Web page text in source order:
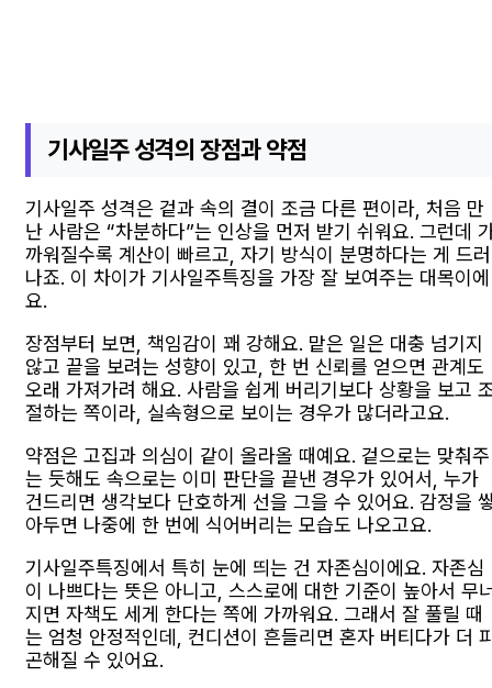
기사일주 성격의 장점과 약점
기사일주 성격은 겉과 속의 결이 조금 다른 편이라, 처음 만
난 사람은 “차분하다”는 인상을 먼저 받기 쉬워요. 그런데
까워질수록 계산이 빠르고, 자기 방식이 분명하다는 게 드러
나죠. 이 차이가 기사일주특징을 가장 잘 보여주는 대목이에
요.
장점부터 보면, 책임감이 꽤 강해요. 맡은 일은 대충 넘기지
않고 끝을 보려는 성향이 있고, 한 번 신뢰를 얻으면 관계도
오래 가져가려 해요. 사람을 쉽게 버리기보다 상황을 보고
절하는 쪽이라, 실속형으로 보이는 경우가 많더라고요.
약점은 고집과 의심이 같이 올라올 때예요. 겉으로는 맞춰주
는 듯해도 속으로는 이미 판단을 끝낸 경우가 있어서, 누가
건드리면 생각보다 단호하게 선을 그을 수 있어요. 감정을
아두면 나중에 한 번에 식어버리는 모습도 나오고요.
기사일주특징에서 특히 눈에 띄는 건 자존심이에요. 자존심
이 나쁘다는 뜻은 아니고, 스스로에 대한 기준이 높아서 무
지면 자책도 세게 한다는 쪽에 가까워요. 그래서 잘 풀릴 때
는 엄청 안정적인데, 컨디션이 흔들리면 혼자 버티다가 더
곤해질 수 있어요.